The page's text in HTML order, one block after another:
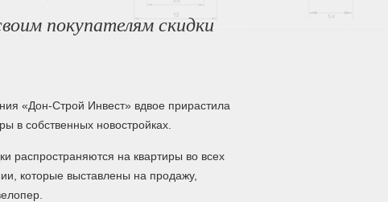
покупателям скидки
«Дон-Строй Инвест» вдвое прирастила
в собственных новостройках.
распространяются на квартиры во всех
которые выставлены на продажу,